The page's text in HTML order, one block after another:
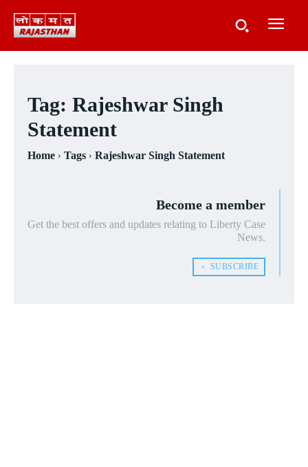
Tag: Rajeshwar Singh
Statement
Home Tags Rajeshwar Singh Statement
Become a member
Get the best offers and updates relating to Liberty Case
News.
﹢ SUBSCRIBE